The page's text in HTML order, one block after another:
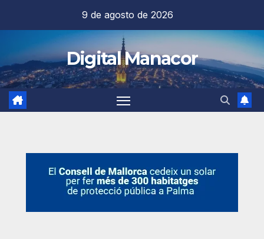
contenido
9 de agosto de 2026
Digital Manacor